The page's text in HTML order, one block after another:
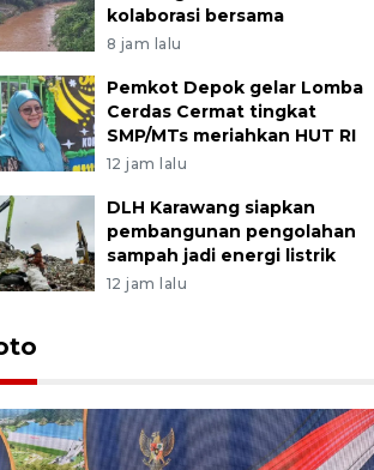
kolaborasi bersama
8 jam lalu
Pemkot Depok gelar Lomba
Cerdas Cermat tingkat
SMP/MTs meriahkan HUT RI
12 jam lalu
DLH Karawang siapkan
pembangunan pengolahan
sampah jadi energi listrik
12 jam lalu